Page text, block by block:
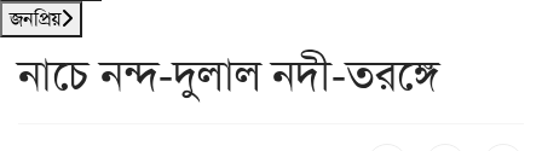
জনপ্রিয়
নাচে নন্দ-দুলাল নদী-তরঙ্গে